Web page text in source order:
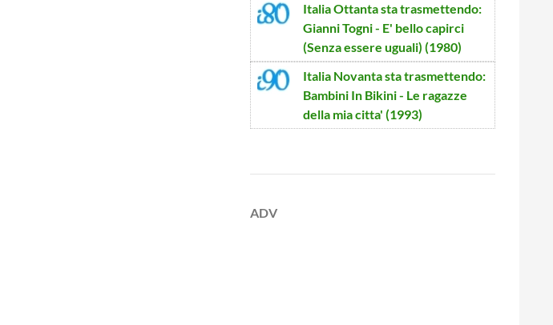
Italia Ottantasta trasmettendo:
Gianni Togni - E' bello capirci
(Senza essere uguali) (1980)
Italia Novantasta trasmettendo:
Bambini In Bikini - Le ragazze
della mia citta' (1993)
ADV